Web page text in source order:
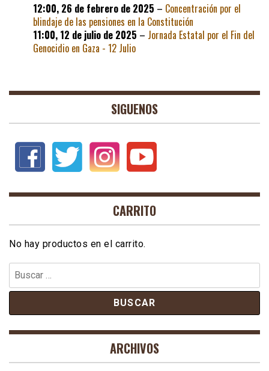
12:00, 26 de febrero de 2025 – Concentración por el
blindaje de las pensiones en la Constitución
11:00, 12 de julio de 2025 – Jornada Estatal por el Fin del
Genocidio en Gaza - 12 Julio
SIGUENOS
CARRITO
No hay productos en el carrito.
Buscar:
ARCHIVOS